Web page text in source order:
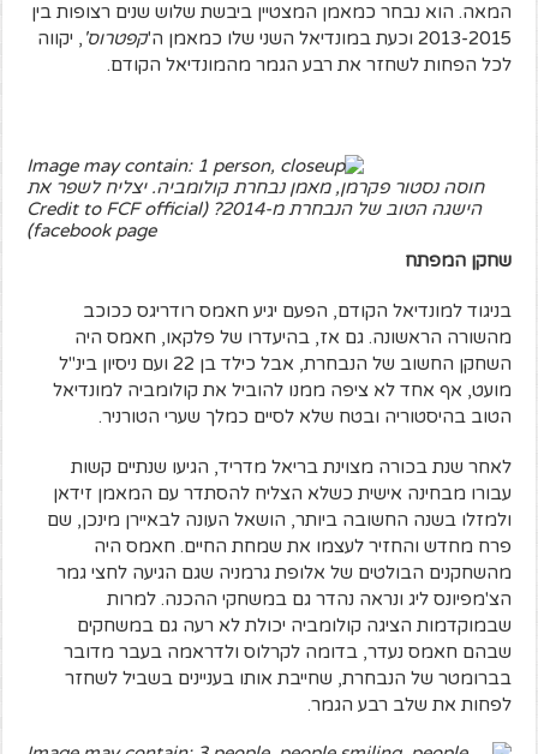
המאה. הוא נבחר כמאמן המצטיין ביבשת שלוש שנים רצופות בין
2013-2015 וכעת במונדיאל השני שלו כמאמן ה'
קפטרוס' , יקווה
לכל הפחות לשחזר את רבע הגמר מהמונדיאל הקודם.
חוסה נסטור פקרמן, מאמן נבחרת קולומביה. יצליח לשפר את
הישגה הטוב של הנבחרת מ-2014? (Credit to FCF official
facebook page)
שחקן המפתח
בניגוד למונדיאל הקודם, הפעם יגיע חאמס רודריגס ככוכב
מהשורה הראשונה. גם אז, בהיעדרו של פלקאו, חאמס היה
השחקן החשוב של הנבחרת, אבל כילד בן 22 ועם ניסיון בינ"ל
מועט, אף אחד לא ציפה ממנו להוביל את קולומביה למונדיאל
הטוב בהיסטוריה ובטח שלא לסיים כמלך שערי הטורניר.
לאחר שנת בכורה מצוינת בריאל מדריד, הגיעו שנתיים קשות
עבורו מבחינה אישית כשלא הצליח להסתדר עם המאמן זידאן
ולמזלו בשנה החשובה ביותר, הושאל העונה לבאיירן מינכן, שם
פרח מחדש והחזיר לעצמו את שמחת החיים. חאמס היה
מהשחקנים הבולטים של אלופת גרמניה שגם הגיעה לחצי גמר
הצ'מפיונס ליג ונראה נהדר גם במשחקי ההכנה. למרות
שבמוקדמות הציגה קולומביה יכולת לא רעה גם במשחקים
שבהם חאמס נעדר, בדומה לקרלוס ולדראמה בעבר מדובר
בברומטר של הנבחרת, שחייבת אותו בעניינים בשביל לשחזר
לפחות את שלב רבע הגמר.